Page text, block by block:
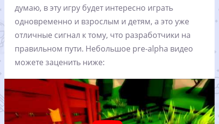
думаю, в эту игру будет интересно играть
одновременно и взрослым и детям, а это уже
отличные сигнал к тому, что разработчики на
правильном пути. Небольшое pre-alpha видео
можете заценить ниже: